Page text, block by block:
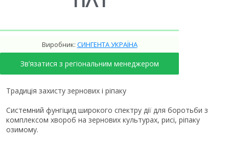
Виробник: СИНГЕНТА УКРАЇНА
Зв’язатися з регіональним менеджером
Традиція захисту зернових і ріпаку
Системний фунгіцид широкого спектру дії для боротьби з
комплексом хвороб на зернових культурах, рисі, ріпаку
озимому.